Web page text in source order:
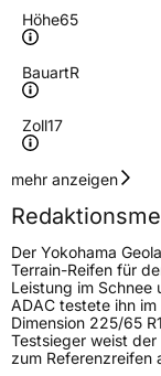
Höhe65
BauartR
Zoll17
Lastindex110
Höchstlast1060 kg
Generelle
mehr anzeigen
Der Yokohama
Terrain-Reifen für
Leistung im Schnee
ADAC testete ihn
Dimension 225/65
Testsieger weist
zum Referenzreifen